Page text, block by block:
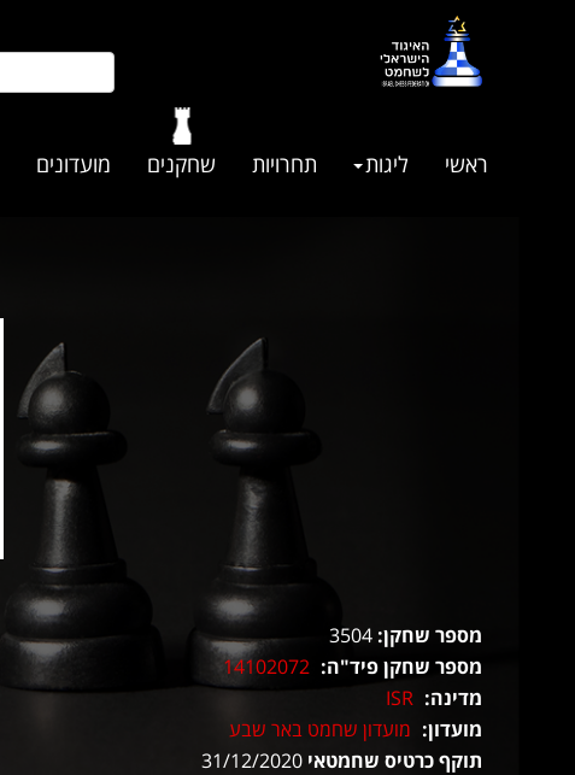
ראשי ליגות תחרויות שחקנים מועדונים
מספר שחקן:
מספר שחקן פיד"ה: 14102072
מדינה: ISR
מועדון: מועדון שחמט באר שבע
תוקף כרטיס שחמטאי